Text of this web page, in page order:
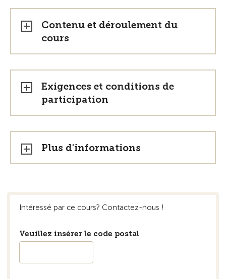
Contenu et déroulement du
cours
Exigences et conditions de
participation
Plus d'informations
Intéressé par ce cours? Contactez-nous !
Veuillez insérer le code postal